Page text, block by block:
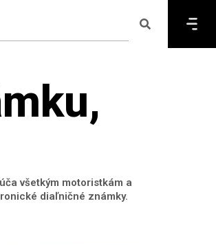
všetkým motoristkám a
diaľničné známky.